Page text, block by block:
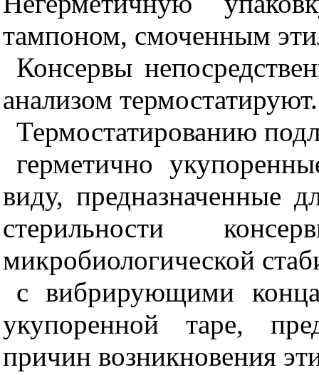
тампоном, смоченным
Консервы
анализом термостатируют.
Термостатированию
герметично
виду, предназначенные
стерильности
микробиологической
с вибрирующими
укупоренной таре,
причин возникновения